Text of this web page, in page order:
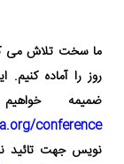
ما سخت تلاش می
روزرا آماده
ضمیمه
conference
نویس جهت تائید